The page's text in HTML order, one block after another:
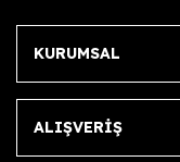
KURUMSAL
ALIŞVERİŞ